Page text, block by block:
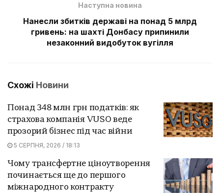
Наступна новина
Нанесли збитків державі на понад 5 млрд
гривень: на шахті Донбасу припинили
незаконний видобуток вугілля
Схожі Новини
Понад 348 млн грн податків: як
страхова компанія VUSO веде
прозорий бізнес під час війни
5 СЕРПНЯ, 2026 / 18:13
Чому трансфертне ціноутворення
починається ще до першого
міжнародного контракту